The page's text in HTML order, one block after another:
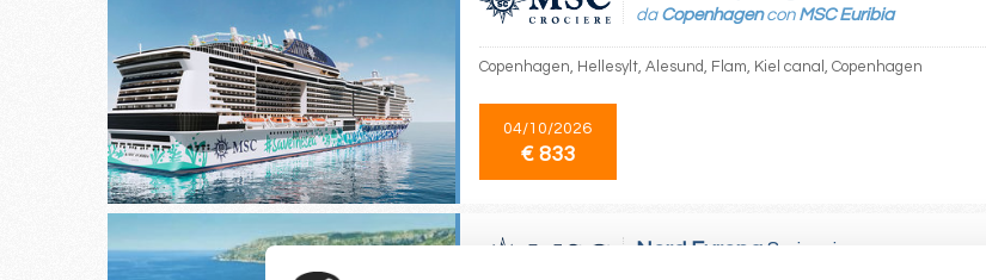
da Copenhagencon MSC Euribia
Copenhagen, Hellesylt, Alesund, Flam, Kiel canal, Copenhagen
04/10/2026
€ 833
Nord Europa 8 giorni